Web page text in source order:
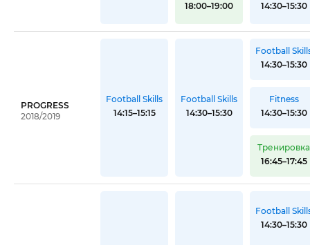
18:00–19:00
14:30–15:30
PROGRESS
2018/2019
Football Skills
14:15–15:15
Football Skills
14:30–15:30
Football
14:30–15:30
Fitness
14:30–15:30
Тренировка
16:45–17:45
Football
14:30–15:30